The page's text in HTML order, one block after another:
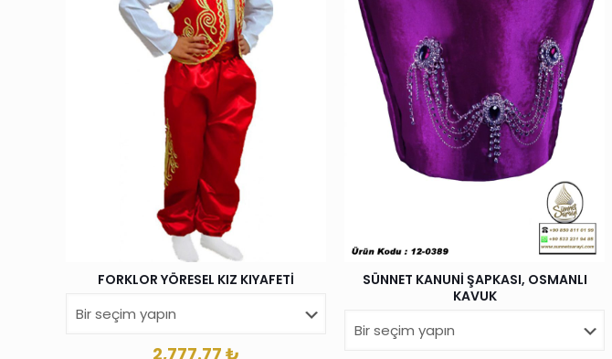
FORKLOR YÖRESEL KIZ KIYAFETİ
2,777.77 ₺
SÜNNET KANUNİ ŞAPKASI, OSMANLI
KAVUK